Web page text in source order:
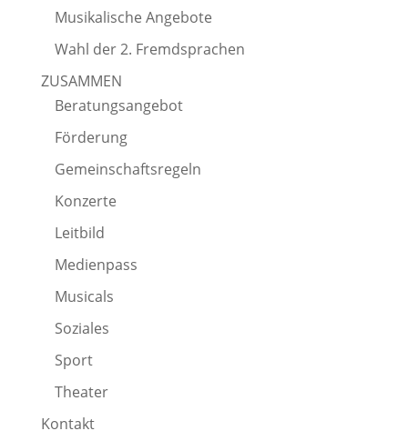
Musikalische Angebote
Wahl der 2. Fremdsprachen
ZUSAMMEN
Beratungsangebot
Förderung
Gemeinschaftsregeln
Konzerte
Leitbild
Medienpass
Musicals
Soziales
Sport
Theater
Kontakt